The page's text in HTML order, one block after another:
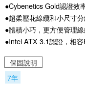
●Cybenetics Gold認證效
●超柔壓花線纜和小尺寸
●體積小巧，更方便管理
●Intel ATX 3.1認證，相
保固說明
7年